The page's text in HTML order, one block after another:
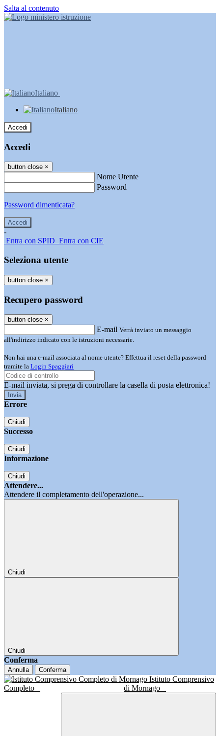
Salta al contenuto
Italiano
Italiano
Accedi
Accedi
button close ×
Nome Utente
Password
Password dimenticata?
-
Entra con SPID Entra con CIE
Seleziona utente
button close ×
Recupero password
button close ×
E-mail Verrà inviato un messaggio
all'indirizzo indicato con le istruzioni necessarie.
Non hai una e-mail associata al nome utente? Effettua il reset della password
tramite la Login Spaggiari
E-mail inviata, si prega di controllare la casella di posta elettronica!
Errore
Chiudi
Successo
Chiudi
Informazione
Chiudi
Attendere...
Attendere il completamento dell'operazione...
Chiudi
Chiudi
Conferma
Annulla Conferma
Istituto Comprensivo
Completo
di Mornago